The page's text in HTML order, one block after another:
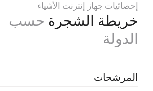
إحصائيات جهاز إنترنت الأشياء
خريطة الشجرة حسب
الدولة
المرشحات